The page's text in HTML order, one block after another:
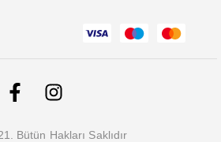
Bütün Hakları Saklıdır